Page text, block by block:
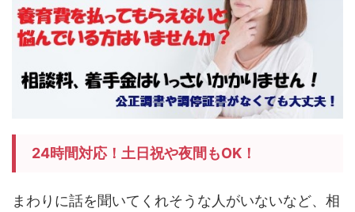
24時間対応！土日祝や夜間もOK！
まわりに話を聞いてくれそうな人がいないなど、相